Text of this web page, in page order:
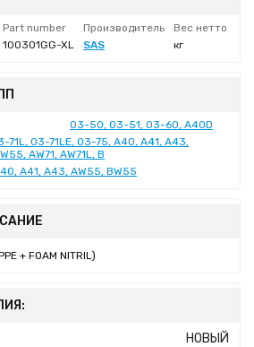
Part number Производитель
Вес нетто
100301GG-XL SAS кг
03-50, 03-51, 03-60, A40D
03-71LE, 03-75, A40, A41, A43,
AW71, AW71L, B
A41, A43, AW55, BW55
+ FOAM NITRIL)
НОВЫЙ